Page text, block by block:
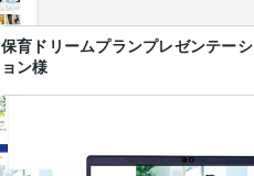
保育ドリームプランプレゼンテーシ
ョン様